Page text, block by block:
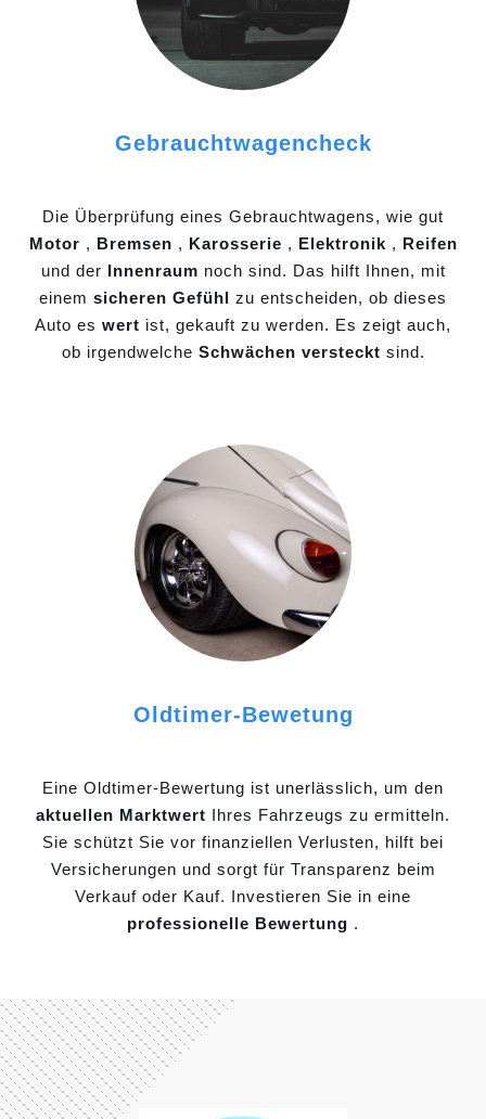
Gebrauchtwagencheck
Die Überprüfung eines Gebrauchtwagens, wie gut
Motor , Bremsen , Karosserie , Elektronik , Reifen
und der Innenraum noch sind. Das hilft Ihnen, mit
einem sicheren Gefühl zu entscheiden, ob dieses
Auto es wert ist, gekauft zu werden. Es zeigt auch,
ob irgendwelche Schwächen versteckt sind.
Oldtimer-Bewetung
Eine Oldtimer-Bewertung ist unerlässlich, um den
aktuellen Marktwert Ihres Fahrzeugs zu ermitteln.
Sie schützt Sie vor finanziellen Verlusten, hilft bei
Versicherungen und sorgt für Transparenz beim
Verkauf oder Kauf. Investieren Sie in eine
professionelle Bewertung .